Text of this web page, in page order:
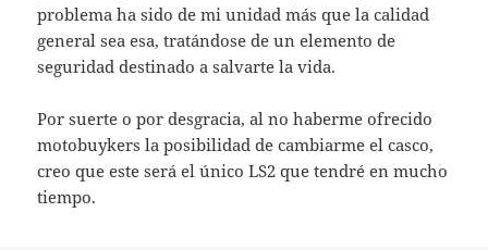
problema ha sido de mi unidad más que la calidad
general sea esa, tratándose de un elemento de
seguridad destinado a salvarte la vida.
Por suerte o por desgracia, al no haberme ofrecido
motobuykers la posibilidad de cambiarme el casco,
creo que este será el único LS2 que tendré en mucho
tiempo.